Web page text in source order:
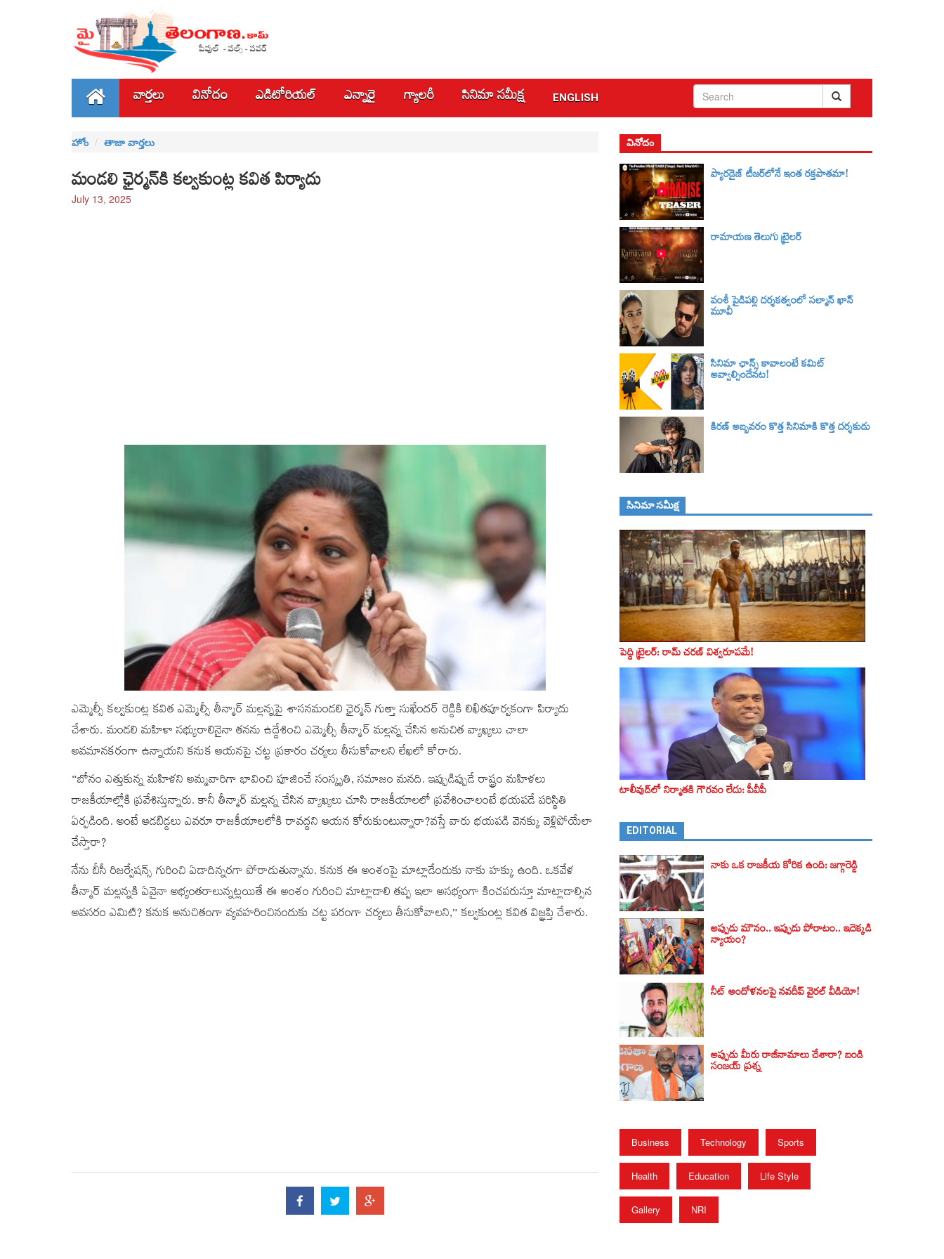
వార్తలు వినోదం ఎడిటోరియల్ ఎన్నారై గ్యాలరీ సినిమా స‌మీక్ష ENGLISH
హోం తాజా వార్తలు
మండలి ఛైర్మన్‌కి కల్వకుంట్ల కవిత పిర్యాదు
July 13, 2025
ఎమ్మెల్సీ కల్వకుంట్ల కవిత ఎమ్మెల్సీ తీన్మార్ మల్లన్నపై శాసనమండలి ఛైర్మన్‌ గుత్తా సుఖేందర్ రెడ్డికి లిఖితపూర్వకంగా పిర్యాదు
చేశారు. మండలి మహిళా సభ్యురాలినైనా తనను ఉద్దేశించి ఎమ్మెల్సీ తీన్మార్ మల్లన్న చేసిన అనుచిత వ్యాఖ్యలు చాలా
అవమానకరంగా ఉన్నాయని కనుక ఆయనపై చట్ట ప్రకారం చర్యలు తీసుకోవాలని లేఖలో కోరారు.
“బోనం ఎత్తుకున్న మహిళని అమ్మవారిగా భావించి పూజించే సంస్కృతి, సమాజం మనది. ఇప్పుడిప్పుడే రాష్ట్రం మహిళలు
రాజకీయాల్లోకి ప్రవేశిస్తున్నారు. కానీ తీన్మార్ మల్లన్న చేసిన వ్యాఖ్యలు చూసి రాజకీయాలలో ప్రవేశించాలంటే భయపడే పరిస్థితి
ఏర్పడింది. అంటే ఆడబిడ్డలు ఎవరూ రాజకీయాలలోకి రావద్దని ఆయన కోరుకుంటున్నారా?వస్తే వారు భయపడి వెనక్కు వెళ్లిపోయేలా
చేస్తారా?
నేను బీసీ రిజర్వేషన్స్ గురించి ఏడాదిన్నరగా పోరాడుతున్నాను. కనుక ఈ అంశంపై మాట్లాడేందుకు నాకు హక్కు ఉంది. ఒకవేళ
తీన్మార్ మల్లన్నకి ఏవైనా అభ్యంతరాలున్నట్లయితే ఈ అంశం గురించి మాట్లాడాలి తప్ప ఇలా అసభ్యంగా కించపరుస్తూ మాట్లాడాల్సిన
అవసరం ఎమిటి? కనుక అనుచితంగా వ్యవహరించినందుకు చట్ట పరంగా చర్యలు తీసుకోవాలని,” కల్వకుంట్ల కవిత విజ్ఞప్తి చేశారు.
వినోదం
ప్యారడైజ్ టీజర్‌లోనే ఇంత రక్తపాతమా!
రామాయణ తెలుగు ట్రైలర్‌
వంశీ పైడిపల్లి దర్శకత్వంలో సల్మాన్ ఖాన్
మూవీ
సినిమా ఛాన్స్ కావాలంటే కమిట్
అవ్వాల్సిందేనట!
కిరణ్ అబ్బవరం కొత్త సినిమాకి కొత్త దర్శకుడు
సినిమా స‌మీక్ష
పెద్ది ట్రైలర్‌: రామ్‌ చరణ్‌ విశ్వరూపమే!
టాలీవుడ్‌లో నిర్మాతకి గౌరవం లేదు: పీవీపీ
EDITORIAL
నాకు ఒక రాజకీయ కోరిక ఉంది: జగ్గారెడ్డి
అప్పుడు మౌనం.. ఇప్పుడు పోరాటం.. ఇదెక్కడి
న్యాయం?
నీట్ ఆందోళనలపై నవదీప్ వైరల్ వీడియో!
అప్పుడు మీరు రాజీనామాలు చేశారా? బండి
సంజయ్‌ ప్రశ్న
Business Technology Sports
Health Education Life Style
Gallery NRI